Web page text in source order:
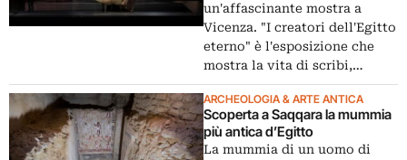
un'affascinante mostra a
Vicenza. "I creatori dell'Egitto
eterno" è l'esposizione che
mostra la vita di scribi,…
ARCHEOLOGIA & ARTE ANTICA
Scoperta a Saqqara la mummia
più antica d’Egitto
La mummia di un uomo di